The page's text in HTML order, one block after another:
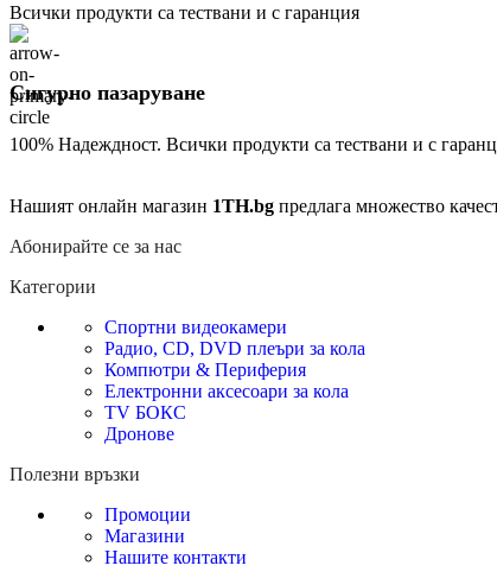
Всички продукти са тествани и с гаранция
Сигурно пазаруване
100% Надеждност. Всички продукти са тествани и с
Нашият онлайн магазин 1TH.bg предлага множество
Абонирайте се за нас
Категории
Спортни видеокамери
Радио, CD, DVD плеъри за кола
Компютри & Периферия
Електронни аксесоари за кола
TV БОКС
Дронове
Полезни връзки
Промоции
Магазини
Нашите контакти